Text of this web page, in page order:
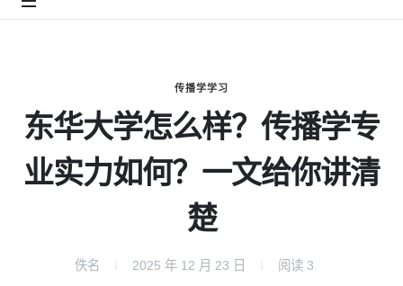
传播学学习
东华大学怎么样？传播学专
业实力如何？一文给你讲清
楚
佚名 2025 年 12 月 23 日 阅读 3